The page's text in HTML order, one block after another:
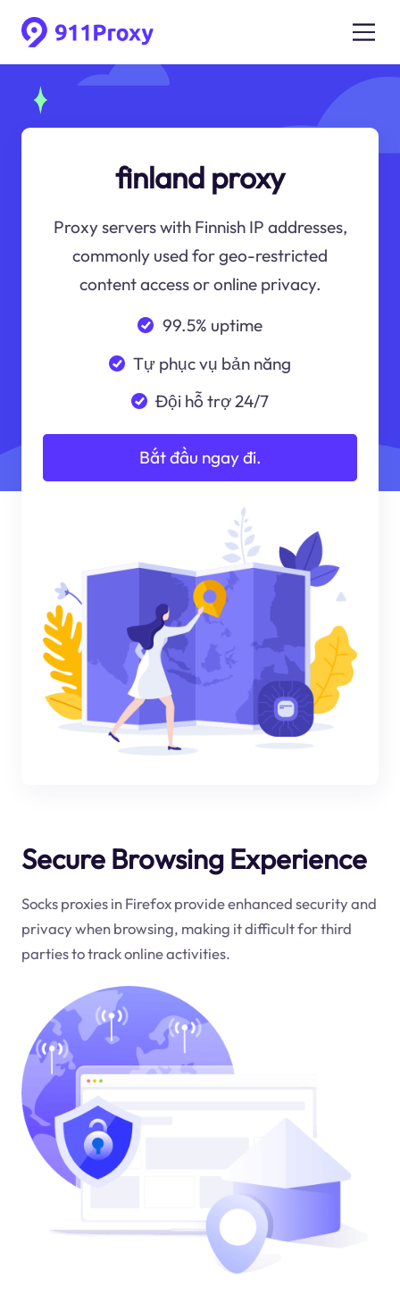
finland proxy
Proxy servers with Finnish IP addresses,
commonly used for geo-restricted
content access or online privacy.
99.5% uptime
Tự phục vụ bản năng
Đội hỗ trợ 24/7
Bắt đầu ngay đi.
Secure Browsing Experience
Socks proxies in Firefox provide enhanced security and
privacy when browsing, making it difficult for third
parties to track online activities.